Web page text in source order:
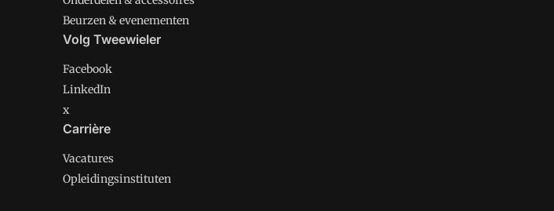
Beurzen & evenementen
Volg Tweewieler
Facebook
LinkedIn
x
Carrière
Vacatures
Opleidingsinstituten